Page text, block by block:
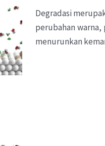
Degradasi
perubahan
menurunkan